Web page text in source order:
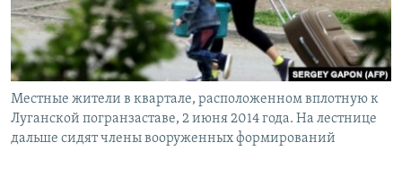
ELIFBE
УКРАИНСКАЯ ПРОБЛЕМА КРЫМА
Все сайты RFE/RL
Местные жители в квартале, расположенном вплотную к
Луганской погранзаставе, 2 июня 2014 года. На лестнице
дальше сидят члены вооруженных формирований